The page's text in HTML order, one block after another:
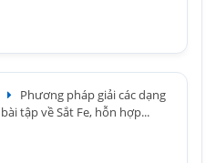
Phương pháp giải các dạng
bài tập về Sắt Fe, hỗn hợp...